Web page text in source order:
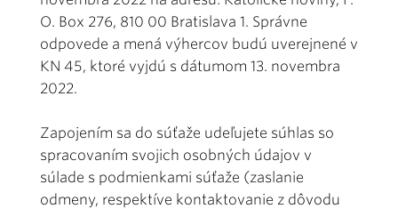
O. Box 276, 810 00 Bratislava 1. Správne
odpovede a mená výhercov budú uverejnené v
KN 45, ktoré vyjdú s dátumom 13. novembra
2022.
Zapojením sa do súťaže udeľujete súhlas so
spracovaním svojich osobných údajov v
súlade s podmienkami súťaže (zaslanie
odmeny, respektíve kontaktovanie z dôvodu